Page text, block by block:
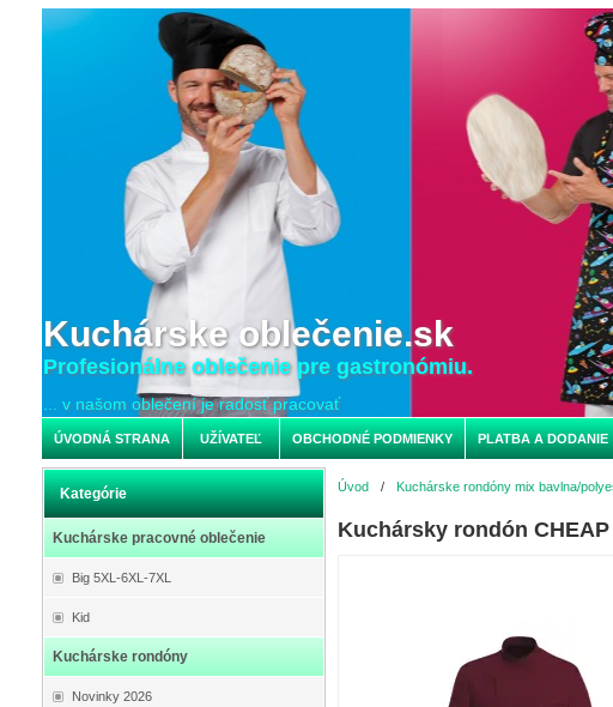
Kuchárske oblečenie.sk
Profesionálne oblečenie pre gastronómiu.
... v našom oblečení je radosť pracovať
ÚVODNÁ STRANA UŽÍVATEĽ OBCHODNÉ PODMIENKY PLATBA A DODANIE
Kategórie
Kuchárske pracovné oblečenie
Big 5XL-6XL-7XL
Kid
Kuchárske rondóny
Novinky 2026
Úvod / Kuchárske rondóny mix bavlna/
Kuchársky rondón